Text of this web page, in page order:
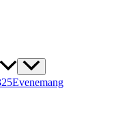
Evenemang